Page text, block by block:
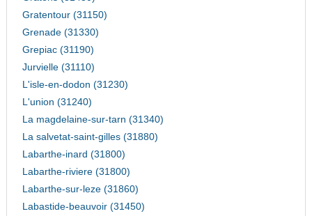
Gratentour (31150)
Grenade (31330)
Grepiac (31190)
Jurvielle (31110)
L'isle-en-dodon (31230)
L'union (31240)
La magdelaine-sur-tarn (31340)
La salvetat-saint-gilles (31880)
Labarthe-inard (31800)
Labarthe-riviere (31800)
Labarthe-sur-leze (31860)
Labastide-beauvoir (31450)